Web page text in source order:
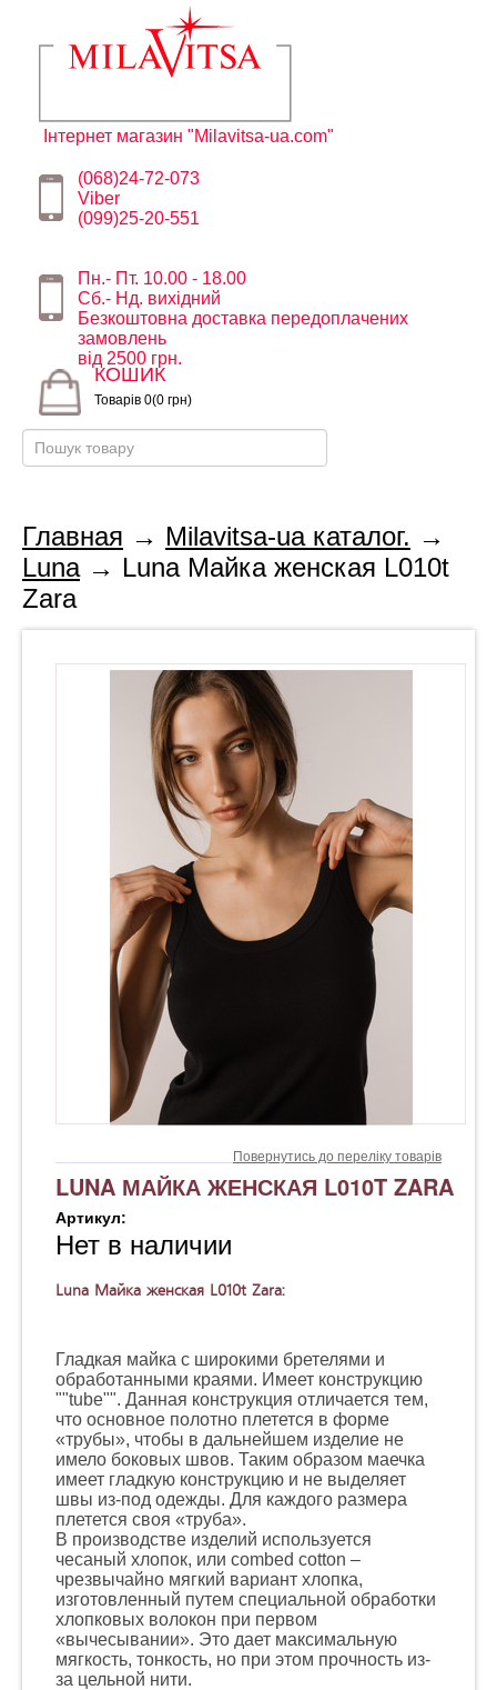
Інтернет магазин "Milavitsa-ua.com"
(068)24-72-073
Viber
(099)25-20-551
Пн.- Пт. 10.00 - 18.00
Сб.- Нд. вихідний
Безкоштовна доставка передоплачених
замовлень
від 2500 грн.
КОШИК
Товарів 0(0 грн)
Главная → Milavitsa-ua каталог. →
Luna→ Luna Майка женская L010t
Zara
Повернутись до переліку товарів
LUNA МАЙКА ЖЕНСКАЯ L010T ZARA
Артикул:
Нет в наличии
Luna Майка женская L010t Zara:
Гладкая майка с широкими бретелями и
обработанными краями. Имеет конструкцию
""tube"". Данная конструкция отличается тем,
что основное полотно плетется в форме
«трубы», чтобы в дальнейшем изделие не
имело боковых швов. Таким образом маечка
имеет гладкую конструкцию и не выделяет
швы из-под одежды. Для каждого размера
плетется своя «труба».
В производстве изделий используется
чесаный хлопок, или combed cotton –
чрезвычайно мягкий вариант хлопка,
изготовленный путем специальной обработки
хлопковых волокон при первом
«вычесывании». Это дает максимальную
мягкость, тонкость, но при этом прочность из-
за цельной нити.